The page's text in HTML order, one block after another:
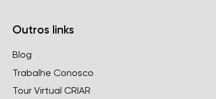
Outros links
Blog
Trabalhe Conosco
Tour Virtual CRIAR